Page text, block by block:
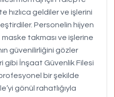
hızlıca geldiler ve işlerini
Personelin hijyen
takması ve işlerine
güvenilirliğini gözler
gibi İnşaat Güvenlik Filesi
profesyonel bir şekilde
gönül rahatlığıyla